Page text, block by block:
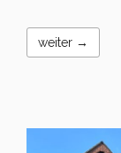
weiter →